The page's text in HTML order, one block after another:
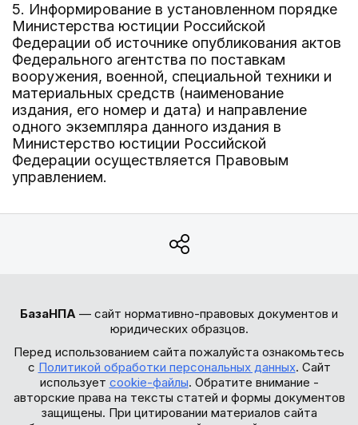
5. Информирование в установленном порядке
Министерства юстиции Российской
Федерации об источнике опубликования актов
Федерального агентства по поставкам
вооружения, военной, специальной техники и
материальных средств (наименование
издания, его номер и дата) и направление
одного экземпляра данного издания в
Министерство юстиции Российской
Федерации осуществляется Правовым
управлением.
БазаНПА — сайт нормативно-правовых документов и
юридических образцов.
Перед использованием сайта пожалуйста ознакомьтесь
с Политикой обработки персональных данных. Сайт
использует cookie-файлы. Обратите внимание -
авторские права на тексты статей и формы документов
защищены. При цитировании материалов сайта